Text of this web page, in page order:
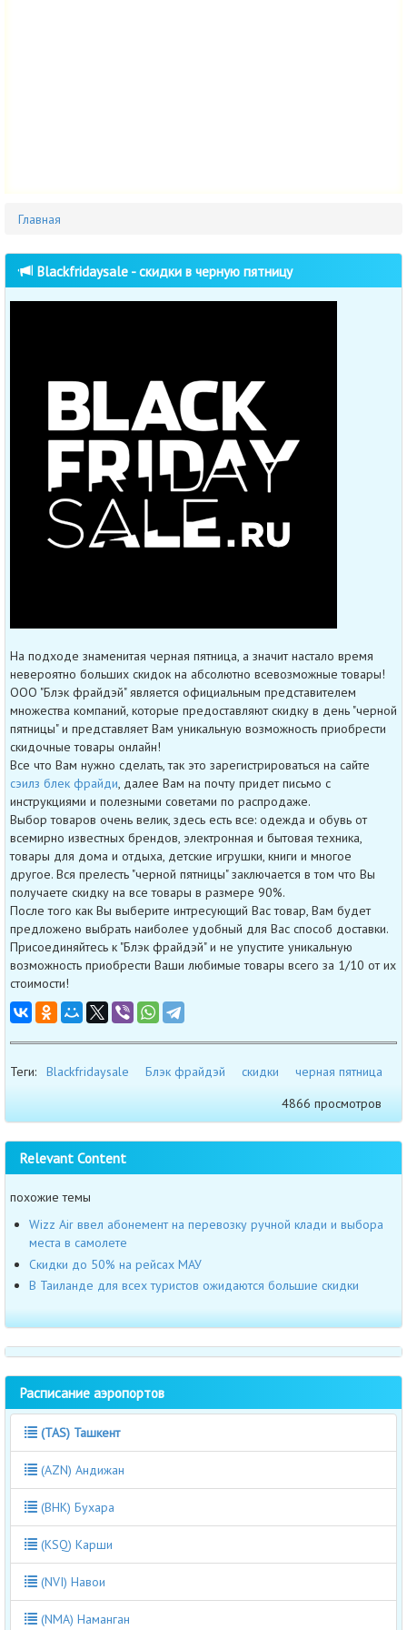
Главная
Blackfridaysale - скидки в черную пятницу
На подходе знаменитая черная пятница, а значит настало время
невероятно больших скидок на абсолютно всевозможные товары!
ООО "Блэк фрайдэй" является официальным представителем
множества компаний, которые предоставляют скидку в день "черной
пятницы" и представляет Вам уникальную возможность приобрести
скидочные товары онлайн!
Все что Вам нужно сделать, так это зарегистрироваться на сайте
сэилз блек фрайди, далее Вам на почту придет письмо с
инструкциями и полезными советами по распродаже.
Выбор товаров очень велик, здесь есть все: одежда и обувь от
всемирно известных брендов, электронная и бытовая техника,
товары для дома и отдыха, детские игрушки, книги и многое
другое. Вся прелесть "черной пятницы" заключается в том что Вы
получаете скидку на все товары в размере 90%.
После того как Вы выберите интресующий Вас товар, Вам будет
предложено выбрать наиболее удобный для Вас способ доставки.
Присоединяйтесь к "Блэк фрайдэй" и не упустите уникальную
возможность приобрести Ваши любимые товары всего за 1/10 от их
стоимости!
Теги: Blackfridaysale Блэк фрайдэй скидки
черная пятница
4866 просмотров
Relevant Content
похожие темы
Wizz Air ввел абонемент на перевозку ручной клади и выбора
места в самолете
Cкидки до 50% на рейсах МАУ
В Таиланде для всех туристов ожидаются большие скидки
Расписание аэропортов
(TAS) Ташкент
(AZN) Андижан
(BHK) Бухара
(KSQ) Карши
(NVI) Навои
(NMA) Наманган